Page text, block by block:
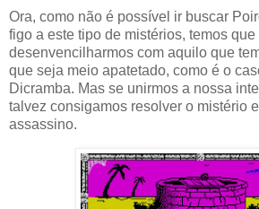
Ora, como não é possível ir buscar
figo a este tipo de mistérios, temos que
desenvencilharmos com aquilo que
que seja meio apatetado, como é o
Dicramba. Mas se unirmos a nossa
talvez consigamos resolver o mistério
assassino.